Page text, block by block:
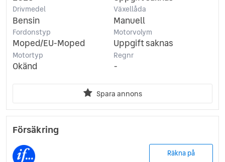
Drivmedel
Bensin
Växellåda
Manuell
Fordonstyp
Moped/EU-Moped
Motorvolym
Uppgift saknas
Motortyp
Okänd
Regnr
-
Spara annons
Försäkring
Räkna på